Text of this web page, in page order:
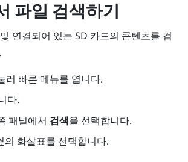
파일 검색하기
및 연결되어 있는 SD 카드의 콘텐츠를 검
러 빠른 메뉴를 엽니다.
다.
패널에서 검색을 선택합니다.
화살표를 선택합니다.